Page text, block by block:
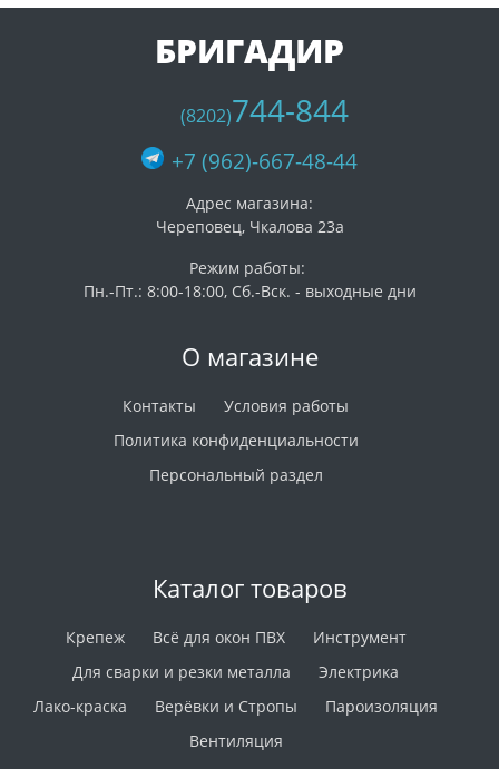
О магазине
Контакты
Условия работы
Политика конфиденциальности
Персональный раздел
Каталог товаров
Крепеж Всё для окон ПВХ
Инструмент
Для сварки и резки металла
Электрика
Лако-краска
Верёвки и Стропы
Пароизоляция
Вентиляция
БРИГАДИР
(8202)744-844
+7 (962)-667-48-44
Адрес магазина:
Череповец, Чкалова 23а
Режим работы:
Пн.-Пт.: 8:00-18:00, Сб.-Вск. - выходные дни